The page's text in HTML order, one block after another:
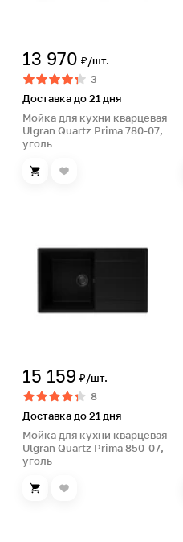
13 970 ₽/шт.
3
Доставка до 21 дня
Мойка для кухни кварцевая
Ulgran Quartz Prima 780-07,
уголь
15 159 ₽/шт.
8
Доставка до 21 дня
Мойка для кухни кварцевая
Ulgran Quartz Prima 850-07,
уголь